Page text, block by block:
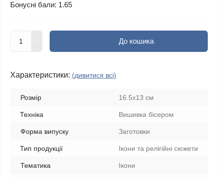
Бонусні бали: 1.65
До кошика
Характеристики: (дивитися всі)
Розмір 16.5х13 см
Техніка Вишивка бісером
Форма випуску Заготовки
Тип продукції Ікони та релігійні сюжети
Тематика Ікони